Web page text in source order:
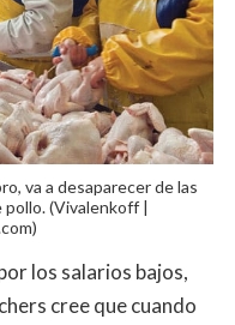
va a desaparecer de las
(Vivalenkoff |
los salarios bajos,
cree que cuando